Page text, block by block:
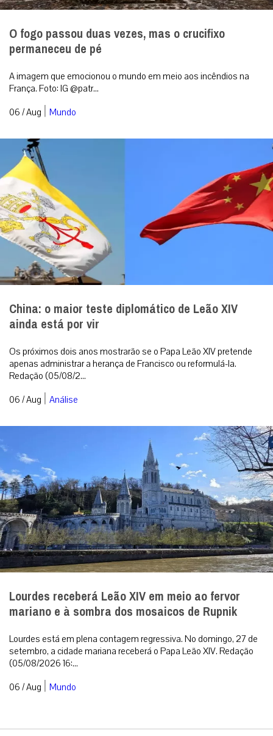
O fogo passou duas vezes, mas o crucifixo
permaneceu de pé
A imagem que emocionou o mundo em meio aos incêndios na
França. Foto: IG @patr...
06 / Aug | Mundo
China: o maior teste diplomático de Leão XIV
ainda está por vir
Os próximos dois anos mostrarão se o Papa Leão XIV pretende
apenas administrar a herança de Francisco ou reformulá-la.
Redação (05/08/2...
06 / Aug | Análise
Lourdes receberá Leão XIV em meio ao fervor
mariano e à sombra dos mosaicos de Rupnik
Lourdes está em plena contagem regressiva. No domingo, 27 de
setembro, a cidade mariana receberá o Papa Leão XIV. Redação
(05/08/2026 16:...
06 / Aug | Mundo